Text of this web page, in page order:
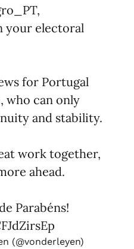
,
your electoral
for Portugal
who can only
and stability.
work together,
ahead.
Parabéns!
(@vonderleyen)